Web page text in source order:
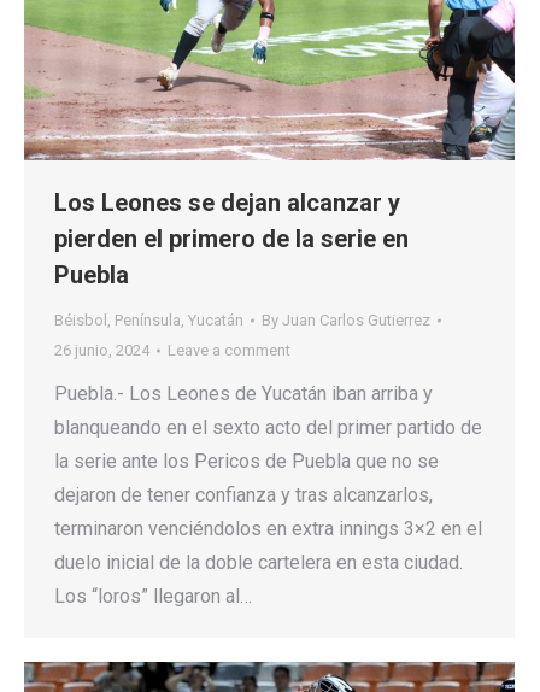
Los Leones se dejan alcanzar y
pierden el primero de la serie en
Puebla
Béisbol , Península, Yucatán By Juan Carlos Gutierrez
26 junio, 2024
Leave a comment
Puebla.- Los Leones de Yucatán iban arriba y
blanqueando en el sexto acto del primer partido de
la serie ante los Pericos de Puebla que no se
dejaron de tener confianza y tras alcanzarlos,
terminaron venciéndolos en extra innings 3×2 en el
duelo inicial de la doble cartelera en esta ciudad.
Los “loros” llegaron al…